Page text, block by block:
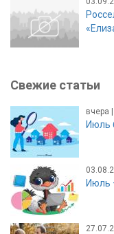
Свежие статьи
вчера
Июль
Июль